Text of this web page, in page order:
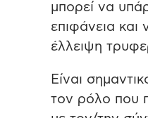
μπορεί να
επιφάνεια και
έλλειψη
Είναι
τον ρόλο που